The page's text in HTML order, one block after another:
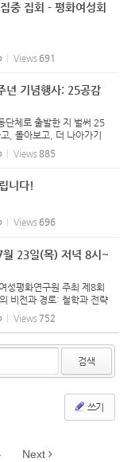
중 집회 - 평화여성회
Views 691
년 기념행사: 25공감
단체로 출발한 지 벌써 25
, 돌아보고, 더 나아가기
여러분을 초대합니다. 여
대를 요청드립니다!! 참
Views 885
니다!
Views 696
월 23일(목) 저녁 8시~
성평화연구원 주최 제8회
비전과 경로: 철학과 전략
연세대학교)이 8월 23일
됩니다. 관심있는 분은 웹
Views 752
검색
쓰기
Next